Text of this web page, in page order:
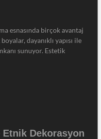
esnasında birçok avantaj
dayanıklı yapısı ile
sunuyor. Estetik
Dekorasyon